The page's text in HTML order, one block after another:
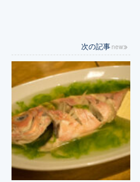
次の記事